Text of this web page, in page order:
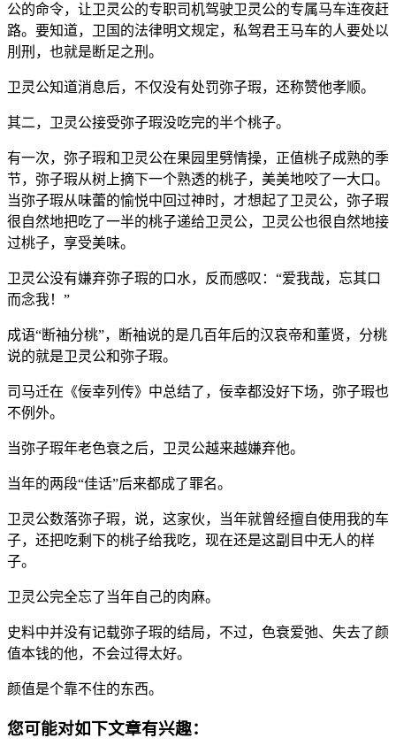
公的命令，让卫灵公的专职司机驾驶卫灵公的专属马车连夜赶
路。要知道，卫国的法律明文规定，私驾君王马车的人要处以
刖刑，也就是断足之刑。
卫灵公知道消息后，不仅没有处罚弥子瑕，还称赞他孝顺。
其二，卫灵公接受弥子瑕没吃完的半个桃子。
有一次，弥子瑕和卫灵公在果园里劈情操，正值桃子成熟的季
节，弥子瑕从树上摘下一个熟透的桃子，美美地咬了一大口。
当弥子瑕从味蕾的愉悦中回过神时，才想起了卫灵公，弥子瑕
很自然地把吃了一半的桃子递给卫灵公，卫灵公也很自然地接
过桃子，享受美味。
卫灵公没有嫌弃弥子瑕的口水，反而感叹：“爱我哉，忘其口
而念我！”
成语“断袖分桃”，断袖说的是几百年后的汉哀帝和董贤，分桃
说的就是卫灵公和弥子瑕。
司马迁在《佞幸列传》中总结了，佞幸都没好下场，弥子瑕也
不例外。
当弥子瑕年老色衰之后，卫灵公越来越嫌弃他。
当年的两段“佳话”后来都成了罪名。
卫灵公数落弥子瑕，说，这家伙，当年就曾经擅自使用我的车
子，还把吃剩下的桃子给我吃，现在还是这副目中无人的样
子。
卫灵公完全忘了当年自己的肉麻。
史料中并没有记载弥子瑕的结局，不过，色衰爱弛、失去了颜
值本钱的他，不会过得太好。
颜值是个靠不住的东西。
您可能对如下文章有兴趣：